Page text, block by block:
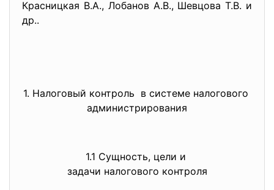
Красницкая В.А., Лобанов А.В., Шевцова Т.В. и
др..
1. Налоговый контроль в системе налогового
администрирования
1.1 Сущность, цели и
задачи налогового контроля